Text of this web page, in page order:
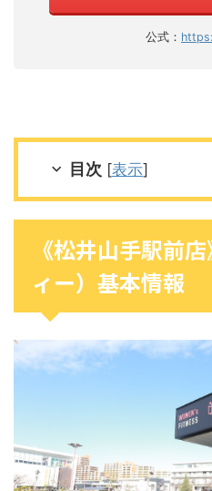
公式：
目次 [表示]
《松井山手駅前
ィー）基本情報